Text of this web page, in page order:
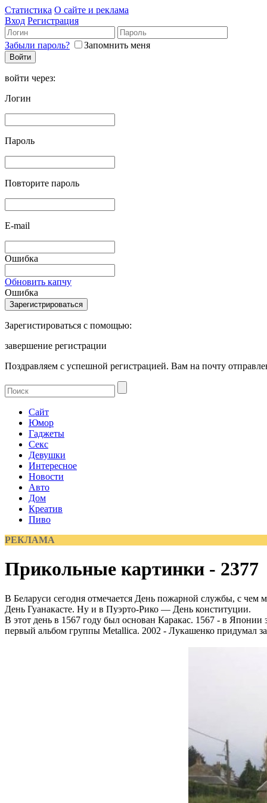
Статистика О сайте и реклама
Вход Регистрация
Забыли пароль? Запомнить меня
войти через:
Логин
Пароль
Повторите пароль
E-mail
Ошибка
Обновить капчу
Ошибка
Зарегистироваться с помощью:
завершение регистрации
Поздравляем с успешной регистрацией. Вам на почту
Сайт
Юмор
Гаджеты
Секс
Девушки
Интересное
Новости
Авто
Дом
Креатив
Пиво
РЕКЛАМА
Прикольные картинки - 2377
В Беларуси сегодня отмечается День пожарной службы, с
День Гуанакасте. Ну и в Пуэрто-Рико — День конституции.
В этот день в 1567 году был основан Каракас. 1567 - в Японии
первый альбом группы Metallica. 2002 - Лукашенко придумал